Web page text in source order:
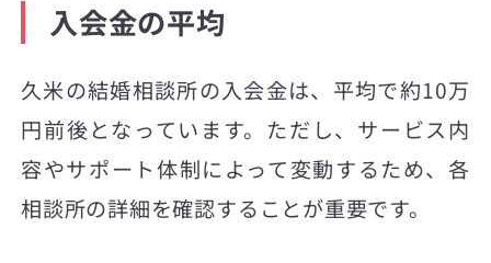
入会金の平均
久米の結婚相談所の入会金は、平均で約10万
円前後となっています。ただし、サービス内
容やサポート体制によって変動するため、各
相談所の詳細を確認することが重要です。